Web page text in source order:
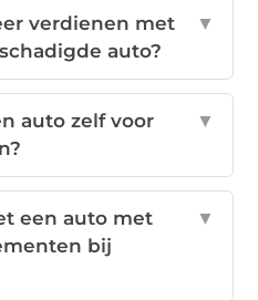
verdienen met
auto?
▼
auto zelf voor
▼
een auto met
bij
▼